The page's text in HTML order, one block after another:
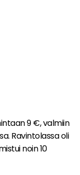
9 €, valmiin
Ravintolassa oli
noin 10